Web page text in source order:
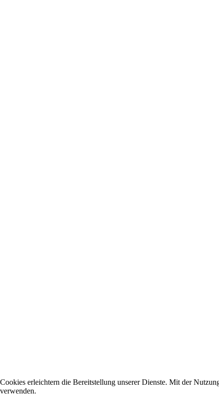
Cookies erleichtern die Bereitstellung unserer Dienste. Mit der
verwenden.